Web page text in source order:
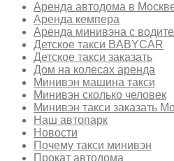
Аренда автодома в
Аренда кемпера
Аренда минивэна с
Детское такси BABYCAR
Детское такси заказать
Дом на колесах аренда
Минивэн машина такси
Минивэн сколько человек
Минивэн такси заказать
Наш автопарк
Новости
Почему такси минивэн
Прокат автодома